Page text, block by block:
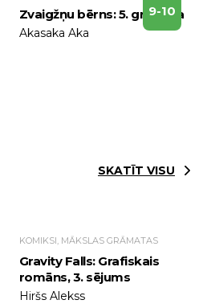
9-10
Zvaigžņu bērns: 5. grāmata
Akasaka Aka
SKATĪT VISU
KOMIKSI, MĀKSLAS GRĀMATAS
Gravity Falls: Grafiskais
romāns, 3. sējums
Hiršs Alekss